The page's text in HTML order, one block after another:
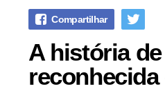
A história